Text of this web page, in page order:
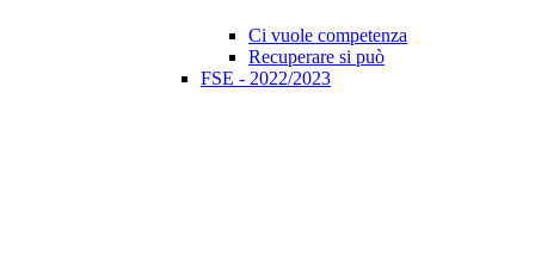
Ci vuole competenza
Recuperare si può
FSE - 2022/2023